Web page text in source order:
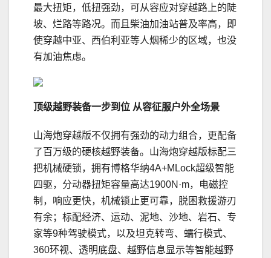
最大扭矩，低扭强劲，可从容应对穿越路上的陡
坡、烂路等路况。而且柴油加油站普及率高，即
使穿越中亚、西伯利亚等人烟稀少的区域，也没
有加油焦虑。
顶级越野装备一步到位 从容征服户外全场景
山海炮穿越版不仅拥有强劲的动力组合，更配备
了百万级的硬核越野装备。山海炮穿越版标配三
把机械硬锁，拥有博格华纳4A+MLock超级智能
四驱，分动器扭矩容量高达1900N·m，电磁控
制，响应更快，机械锁止更可靠，脱困救援游刃
有余；标配经济、运动、泥地、沙地、岩石、专
家等9种驾驶模式，以及坦克转弯、蠕行模式、
360环视、透明底盘、越野信息显示等智能越野